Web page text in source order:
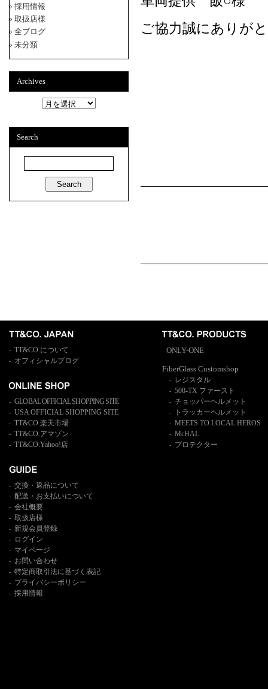
採用情報
取扱店様
全ブログ
未分類
Archives
h
v
Search
ご協力誠にありが
- TT&CO.について
- オフィシャルブログ
- GLOBAL OFFICIAL SHOPPING SITE
- USA OFFICIAL SHOPPING SITE
- TT&CO.楽天市場
- TT&CO.アマゾン
- TT&CO.Yahoo!店
- 交換・返品について
- 配送・お支払いについて
- 会社概要
- 取扱店様
- 新規会員登録
- ログイン
- マイページ
- お問い合わせ
- 特定商取引法に基づく表記
- プライバシーポリシー
- 採用情報
ONLY-ONE
FiberGlass Customshop
- レジスタル
- 500-TX ファースト
- チョッパーヘルメット
- トラッカーヘルメット
- MEETS TO LOCAL HEROS
- McHAL
- プロテクター